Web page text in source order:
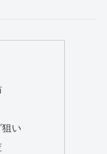
い